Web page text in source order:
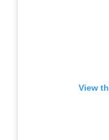
View